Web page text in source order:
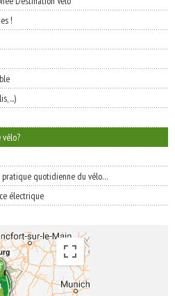
!
...)
pratique quotidienne du vélo…
électrique